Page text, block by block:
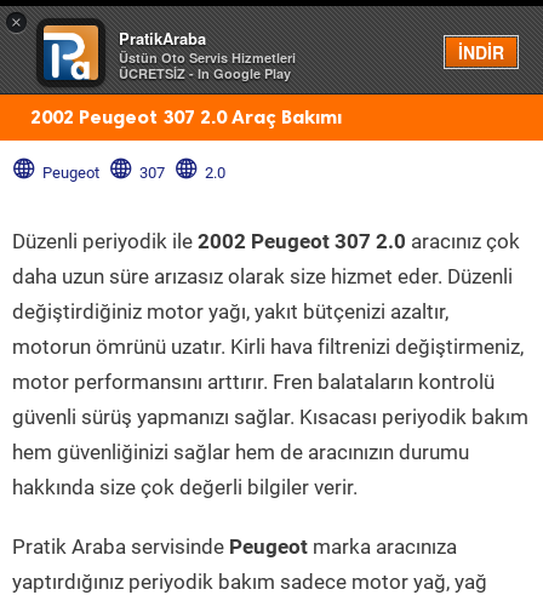
×
PratikAraba
Üstün Oto Servis Hizmetleri
ÜCRETSİZ - In Google Play
İNDİR
Menü
2002 Peugeot 307 2.0 Araç Bakımı
Peugeot 307 2.0
Düzenli periyodik ile 2002 Peugeot 307 2.0 aracınız çok
daha uzun süre arızasız olarak size hizmet eder. Düzenli
değiştirdiğiniz motor yağı, yakıt bütçenizi azaltır,
motorun ömrünü uzatır. Kirli hava filtrenizi değiştirmeniz,
motor performansını arttırır. Fren balataların kontrolü
güvenli sürüş yapmanızı sağlar. Kısacası periyodik bakım
hem güvenliğinizi sağlar hem de aracınızın durumu
hakkında size çok değerli bilgiler verir.
Pratik Araba servisinde Peugeot marka aracınıza
yaptırdığınız periyodik bakım sadece motor yağ, yağ